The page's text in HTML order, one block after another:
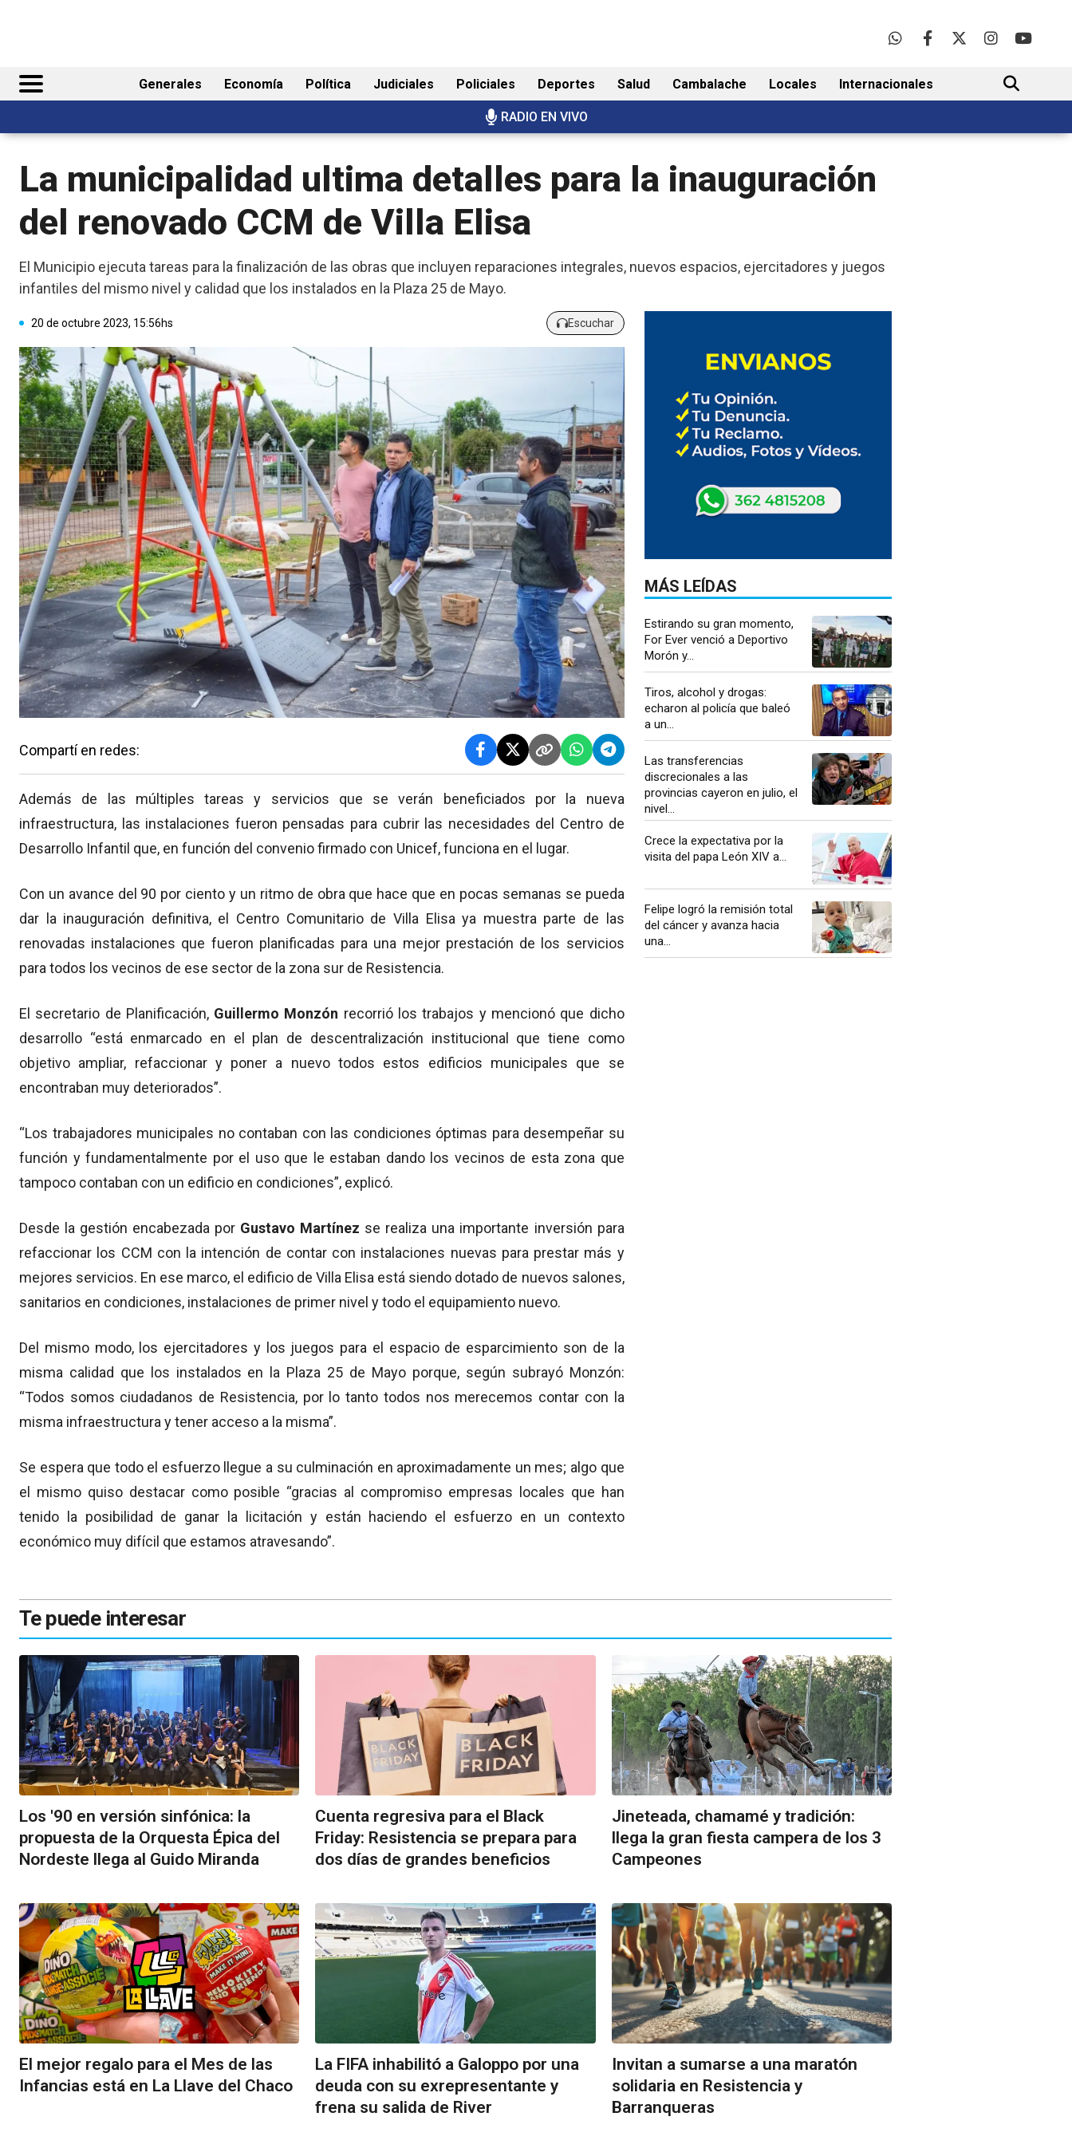
Generales Economía Política Judiciales Policiales Deportes Salud Cambalache Locales Internacionales
RADIO EN VIVO
BUSCAR
La municipalidad ultima detalles para la inauguración
del renovado CCM de Villa Elisa
El Municipio ejecuta tareas para la finalización de las obras que incluyen reparaciones integrales, nuevos espacios, ejercitadores y juegos
infantiles del mismo nivel y calidad que los instalados en la Plaza 25 de Mayo.
20 de octubre 2023, 15:56hs Escuchar
Compartí en redes:
Además de las múltiples tareas y servicios que se verán beneficiados por la nueva
infraestructura, las instalaciones fueron pensadas para cubrir las necesidades del Centro de
Desarrollo Infantil que, en función del convenio firmado con Unicef, funciona en el lugar.
Con un avance del 90 por ciento y un ritmo de obra que hace que en pocas semanas se pueda
dar la inauguración definitiva, el Centro Comunitario de Villa Elisa ya muestra parte de las
renovadas instalaciones que fueron planificadas para una mejor prestación de los servicios
para todos los vecinos de ese sector de la zona sur de Resistencia.
El secretario de Planificación, Guillermo Monzón recorrió los trabajos y mencionó que dicho
desarrollo “está enmarcado en el plan de descentralización institucional que tiene como
objetivo ampliar, refaccionar y poner a nuevo todos estos edificios municipales que se
encontraban muy deteriorados”.
“Los trabajadores municipales no contaban con las condiciones óptimas para desempeñar su
función y fundamentalmente por el uso que le estaban dando los vecinos de esta zona que
tampoco contaban con un edificio en condiciones”, explicó.
Desde la gestión encabezada por Gustavo Martínez se realiza una importante inversión para
refaccionar los CCM con la intención de contar con instalaciones nuevas para prestar más y
mejores servicios. En ese marco, el edificio de Villa Elisa está siendo dotado de nuevos salones,
sanitarios en condiciones, instalaciones de primer nivel y todo el equipamiento nuevo.
Del mismo modo, los ejercitadores y los juegos para el espacio de esparcimiento son de la
misma calidad que los instalados en la Plaza 25 de Mayo porque, según subrayó Monzón:
“Todos somos ciudadanos de Resistencia, por lo tanto todos nos merecemos contar con la
misma infraestructura y tener acceso a la misma”.
Se espera que todo el esfuerzo llegue a su culminación en aproximadamente un mes; algo que
el mismo quiso destacar como posible “gracias al compromiso empresas locales que han
tenido la posibilidad de ganar la licitación y están haciendo el esfuerzo en un contexto
económico muy difícil que estamos atravesando”.
MÁS LEÍDAS
Estirando su gran momento,
For Ever venció a Deportivo
Morón y...
Tiros, alcohol y drogas:
echaron al policía que baleó
a un...
Las transferencias
discrecionales a las
provincias cayeron en julio, el
nivel...
Crece la expectativa por la
visita del papa León XIV a...
Felipe logró la remisión total
del cáncer y avanza hacia
una...
Te puede interesar
Los '90 en versión sinfónica: la
propuesta de la Orquesta Épica del
Nordeste llega al Guido Miranda
Cuenta regresiva para el Black
Friday: Resistencia se prepara para
dos días de grandes beneficios
Jineteada, chamamé y tradición:
llega la gran fiesta campera de los 3
Campeones
El mejor regalo para el Mes de las
Infancias está en La Llave del Chaco
La FIFA inhabilitó a Galoppo por una
deuda con su exrepresentante y
frena su salida de River
Invitan a sumarse a una maratón
solidaria en Resistencia y
Barranqueras